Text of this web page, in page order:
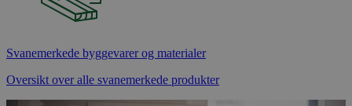
Svanemerkede byggevarer og materialer
Oversikt over alle svanemerkede produkter